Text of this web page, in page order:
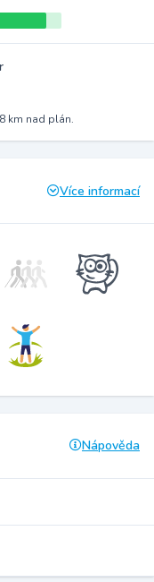
km nad plán.
Více informací
Nápověda